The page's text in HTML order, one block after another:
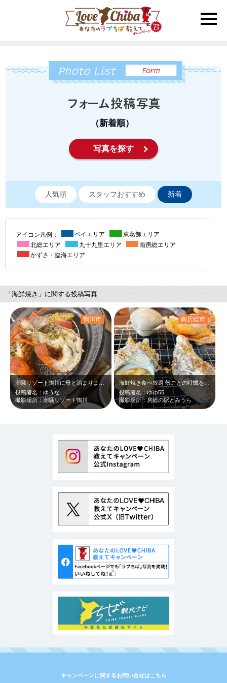
toggle
（新着順）
写真を探す
人気順 スタッフおすすめ 新着
アイコン凡例： ベイエリア
東葛飾エリア
北総エリア
九十九里エリア
南房総エリア
かずさ・臨海エリア
「海鮮焼き」に関する投稿写真
潮騒リゾート鴨川に母と泊まりました！ メインが選べる夕食で選んだ伊勢エビ！ …
投稿者名：ゆうな
撮影場所：潮騒リゾート鴨川
鴨川市
海鮮焼き食べ放題 殻ごとの牡蠣を開けるのは難しいけど開けた時の牡蠣のぷりぷり…
投稿者名：ゆゆ55
撮影場所：房総の駅とみうら
南房総市
キャンペーンに関するお問い合せはこちら